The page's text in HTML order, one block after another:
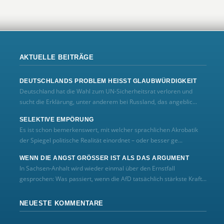
AKTUELLE BEITRÄGE
DEUTSCHLANDS PROBLEM HEISST GLAUBWÜRDIGKEIT
Deutschland hat die Wahl zum UN‑Sicherheitsrat verloren und
sucht die Erklärung, unter anderem bei Russland, das angeblic...
SELEKTIVE EMPÖRUNG
Es ist schon bemerkenswert, mit welcher sprachlichen Akrobatik
der Spiegel politische Realität einordnet – oder besser ge...
WENN DIE ANGST GRÖSSER IST ALS DAS ARGUMENT
In Sachsen-Anhalt wird wieder einmal über den Ernstfall
gesprochen: Was passiert, wenn die AfD tatsächlich stärkste Kraft...
NEUESTE KOMMENTARE